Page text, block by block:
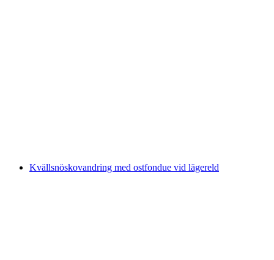
Kvällsnöskovandring med ostfondue vid lägereld